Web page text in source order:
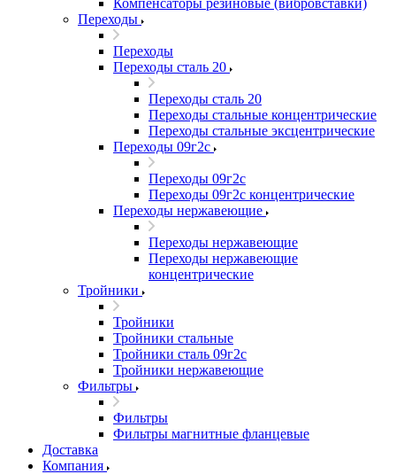
Компенсаторы резиновые (вибровставки)
Переходы
Переходы
Переходы сталь 20
Переходы сталь 20
Переходы стальные концентрические
Переходы стальные эксцентрические
Переходы 09г2с
Переходы 09г2с
Переходы 09г2с концентрические
Переходы нержавеющие
Переходы нержавеющие
Переходы нержавеющие
концентрические
Тройники
Тройники
Тройники стальные
Тройники сталь 09г2с
Тройники нержавеющие
Фильтры
Фильтры
Фильтры магнитные фланцевые
Доставка
Компания